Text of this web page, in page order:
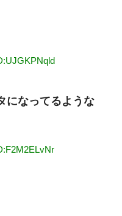
になってるような